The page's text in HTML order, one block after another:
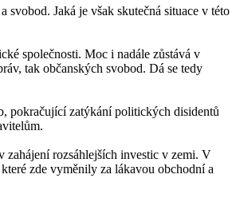
Jaká je však skutečná situace v této
společnosti. Moc i nadále zůstává v
tak občanských svobod. Dá se tedy
pokračující zatýkání politických disidentů
zahájení rozsáhlejších investic v zemi. V
zde vyměnily za lákavou obchodní a